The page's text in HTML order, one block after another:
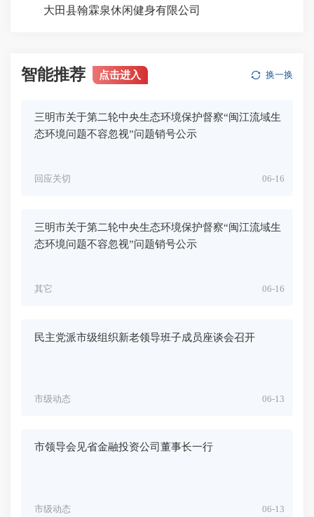
大田县翰霖泉休闲健身有限公司
智能推荐 点击进入 换一换
三明市关于第二轮中央生态环境保护督察“闽江流域生
态环境问题不容忽视”问题销号公示
06-16
回应关切
三明市关于第二轮中央生态环境保护督察“闽江流域生
态环境问题不容忽视”问题销号公示
06-16
其它
民主党派市级组织新老领导班子成员座谈会召开
06-13
市级动态
市领导会见省金融投资公司董事长一行
06-13
市级动态